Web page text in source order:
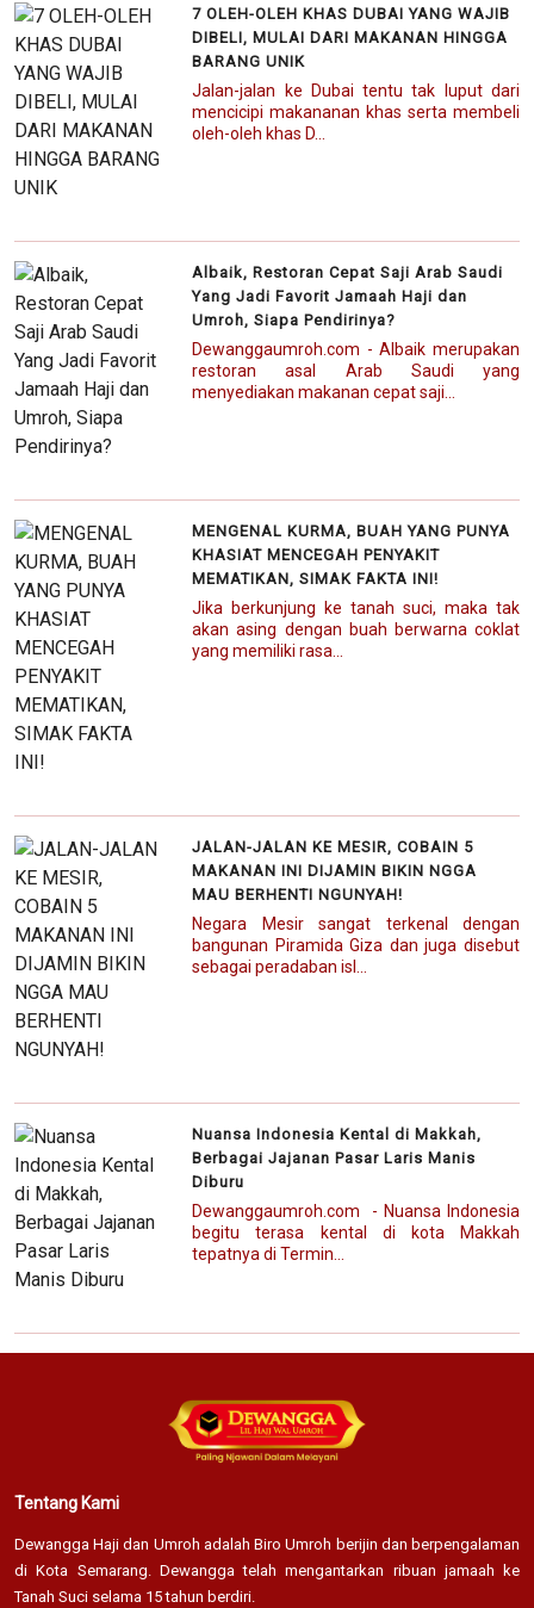
7 OLEH-OLEH KHAS DUBAI YANG WAJIB
DIBELI, MULAI DARI MAKANAN HINGGA
BARANG UNIK
Jalan-jalan ke Dubai tentu tak luput dari
mencicipi makananan khas serta membeli
oleh-oleh khas D...
Albaik, Restoran Cepat Saji Arab Saudi
Yang Jadi Favorit Jamaah Haji dan
Umroh, Siapa Pendirinya?
Dewanggaumroh.com - Albaik merupakan
restoran asal Arab Saudi yang
menyediakan makanan cepat saji...
MENGENAL KURMA, BUAH YANG PUNYA
KHASIAT MENCEGAH PENYAKIT
MEMATIKAN, SIMAK FAKTA INI!
Jika berkunjung ke tanah suci, maka tak
akan asing dengan buah berwarna coklat
yang memiliki rasa...
JALAN-JALAN KE MESIR, COBAIN 5
MAKANAN INI DIJAMIN BIKIN NGGA
MAU BERHENTI NGUNYAH!
Negara Mesir sangat terkenal dengan
bangunan Piramida Giza dan juga disebut
sebagai peradaban isl...
Nuansa Indonesia Kental di Makkah,
Berbagai Jajanan Pasar Laris Manis
Diburu
Dewanggaumroh.com - Nuansa Indonesia
begitu terasa kental di kota Makkah
tepatnya di Termin...
Tentang Kami
Dewangga Haji dan Umroh adalah Biro Umroh berijin dan berpengalaman
di Kota Semarang. Dewangga telah mengantarkan ribuan jamaah ke
Tanah Suci selama 15 tahun berdiri.